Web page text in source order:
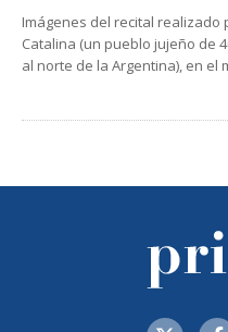
Imágenes del recital realizado
Catalina (un pueblo jujeño de
al norte de la Argentina), en el